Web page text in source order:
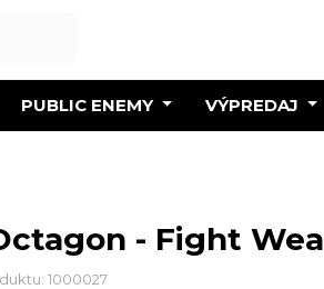
PUBLIC ENEMY VÝPREDAJ
- Fight
1000027